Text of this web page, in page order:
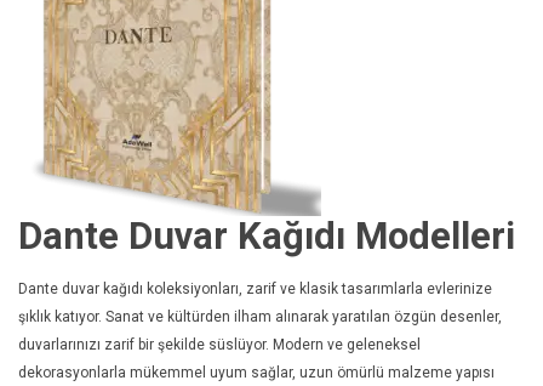
Dante Duvar Kağıdı Modelleri
Dante duvar kağıdı koleksiyonları, zarif ve klasik tasarımlarla evlerinize
şıklık katıyor. Sanat ve kültürden ilham alınarak yaratılan özgün desenler,
duvarlarınızı zarif bir şekilde süslüyor. Modern ve geleneksel
dekorasyonlarla mükemmel uyum sağlar, uzun ömürlü malzeme yapısı